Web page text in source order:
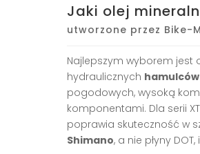
Jaki olej
utworzone przez Bike-
Najlepszym wyborem jest
hydraulicznych
pogodowych, wysoką
komponentami. Dla serii
poprawia skuteczność w
Shimano, a nie płyny